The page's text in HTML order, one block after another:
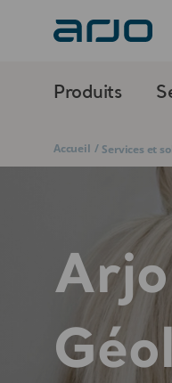
Produits
Accueil / Services et